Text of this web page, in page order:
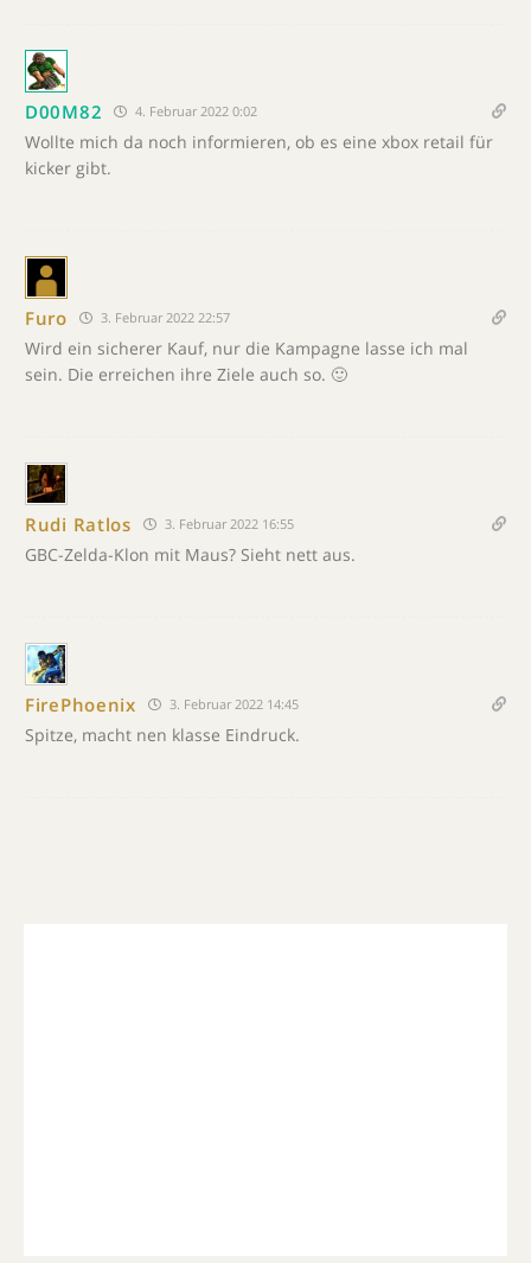
D00M82 4. Februar 2022 0:02
Wollte mich da noch informieren, ob es eine xbox retail für
kicker gibt.
Furo 3. Februar 2022 22:57
Wird ein sicherer Kauf, nur die Kampagne lasse ich mal
sein. Die erreichen ihre Ziele auch so. 🙂
Rudi Ratlos 3. Februar 2022 16:55
GBC-Zelda-Klon mit Maus? Sieht nett aus.
FirePhoenix 3. Februar 2022 14:45
Spitze, macht nen klasse Eindruck.